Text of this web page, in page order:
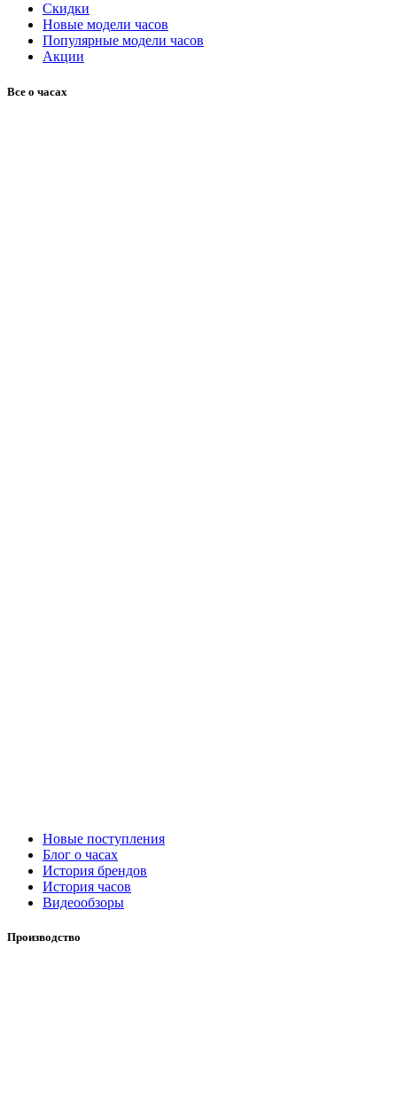
Скидки
Новые модели часов
Популярные модели часов
Акции
Все о часах
Новые поступления
Блог о часах
История брендов
История часов
Видеообзоры
Производство